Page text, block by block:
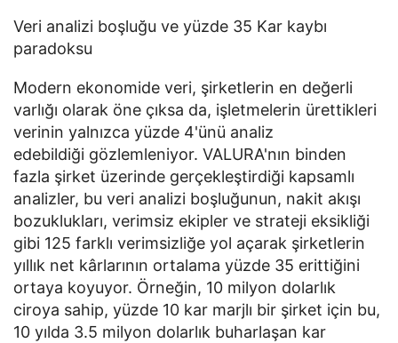
Veri analizi boşluğu ve yüzde 35 Kar kaybı
paradoksu
Modern ekonomide veri, şirketlerin en değerli
varlığı olarak öne çıksa da, işletmelerin ürettikleri
verinin yalnızca yüzde 4'ünü analiz
edebildiği gözlemleniyor. VALURA'nın binden
fazla şirket üzerinde gerçekleştirdiği kapsamlı
analizler, bu veri analizi boşluğunun, nakit akışı
bozuklukları, verimsiz ekipler ve strateji eksikliği
gibi 125 farklı verimsizliğe yol açarak şirketlerin
yıllık net kârlarının ortalama yüzde 35 erittiğini
ortaya koyuyor. Örneğin, 10 milyon dolarlık
ciroya sahip, yüzde 10 kar marjlı bir şirket için bu,
10 yılda 3.5 milyon dolarlık buharlaşan kar